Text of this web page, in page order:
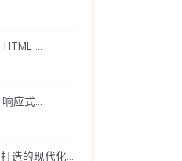
...
应式...
造的现代化...